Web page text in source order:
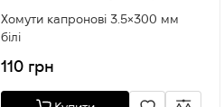
Хомути капронові 3.5×300 мм
білі
110 грн